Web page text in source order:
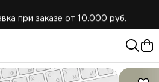
при заказе от 10.000 руб.